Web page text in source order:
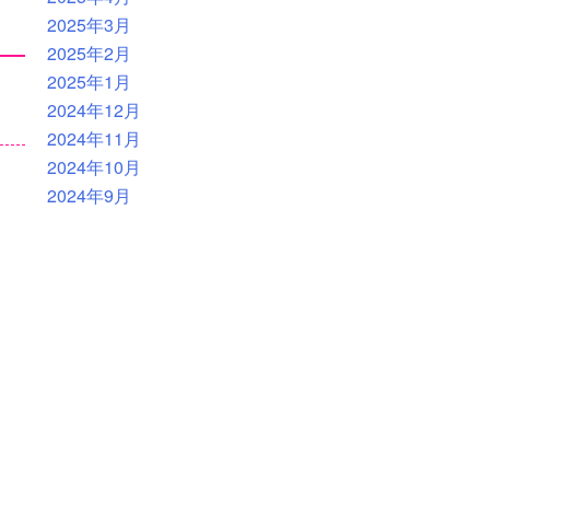
2025年3月
2025年2月
2025年1月
2024年12月
2024年11月
2024年10月
2024年9月